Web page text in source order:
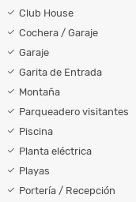
Club House
Cochera / Garaje
Garaje
Garita de Entrada
Montaña
Parqueadero visitantes
Piscina
Planta eléctrica
Playas
Portería / Recepción